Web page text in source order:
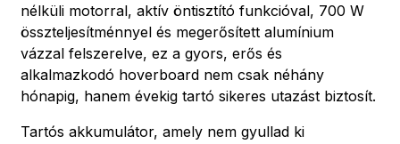
nélküli motorral, aktív öntisztító funkcióval, 700 W
összteljesítménnyel és megerősített alumínium
vázzal felszerelve, ez a gyors, erős és
alkalmazkodó hoverboard nem csak néhány
hónapig, hanem évekig tartó sikeres utazást biztosít.
Tartós akkumulátor, amely nem gyullad ki